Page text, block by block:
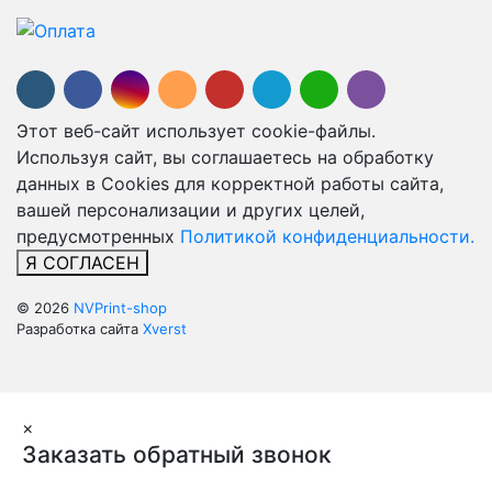
Этот веб-сайт использует cookie-файлы.
Используя сайт, вы соглашаетесь на обработку
данных в Cookies для корректной работы сайта,
вашей персонализации и других целей,
предусмотренных Политикой конфиденциальности.
Я СОГЛАСЕН
© 2026 NVPrint-shop
Разработка сайта Xverst
×
Заказать обратный звонок